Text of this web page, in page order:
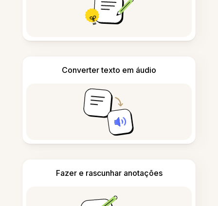
Converter texto em áudio
Fazer e rascunhar anotações